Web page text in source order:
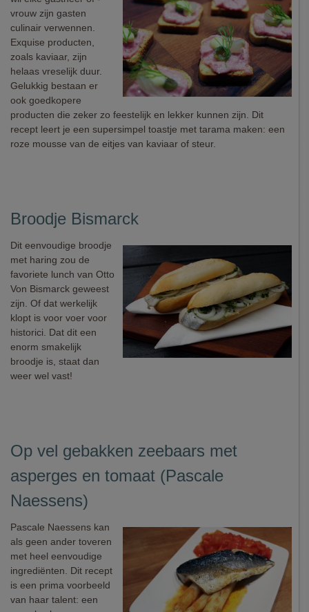
vrouw zijn gasten
culinair verwennen.
Exquise producten,
zoals kaviaar, zijn
helaas vreselijk duur.
Gelukkig bestaan er
ook goedkopere
producten die zeker zo feestelijk en lekker kunnen zijn. Dit
recept leert je een supersimpel toastje met tarama maken: een
roze mousse van de eitjes van kaviaar of steur.
Broodje Bismarck
Dit eenvoudige broodje
met haring zou de
favoriete lunch van Otto
Von Bismarck geweest
zijn. Of dat werkelijk
klopt is voor voer voor
historici. Dat dit een
enorm smakelijk
broodje is, staat dan
weer wel vast!
Op vel gebakken zeebaars met
asperges en tomaat (Pascale
Naessens)
Pascale Naessens kan
als geen ander toveren
met heel eenvoudige
ingrediënten. Dit recept
is een prima voorbeeld
van haar talent: een